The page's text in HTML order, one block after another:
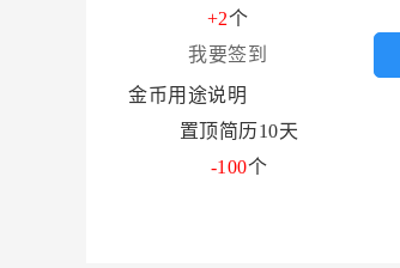
+2个
我要签到
金币用途说明
置顶简历10天
-100个